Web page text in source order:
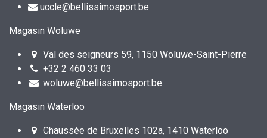
uccle@bellissimosport.be
Magasin Woluwe
Val des seigneurs 59, 1150 Woluwe-Saint-Pierre
+32 2 460 33 03
woluwe@bellissimosport.be
Magasin Waterloo
Chaussée de Bruxelles 102a, 1410 Waterloo